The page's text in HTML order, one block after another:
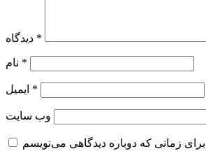
*
*
*
وب‌ سایت